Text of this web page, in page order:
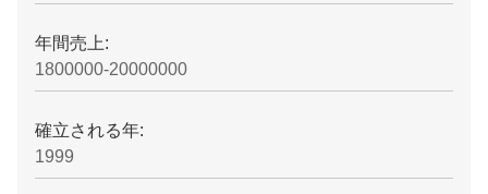
年間売上:
1800000-20000000
確立される年:
1999